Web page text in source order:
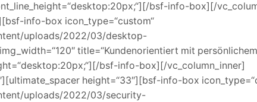
bsf-info-box][/
info-box icon_type=“custom“
uploads/2022/03/desktop-
title=“Kundenorientiert mit
bsf-info-box][/vc_column_inner]
height=“33″][bsf-info-box
uploads/2022/03/security-